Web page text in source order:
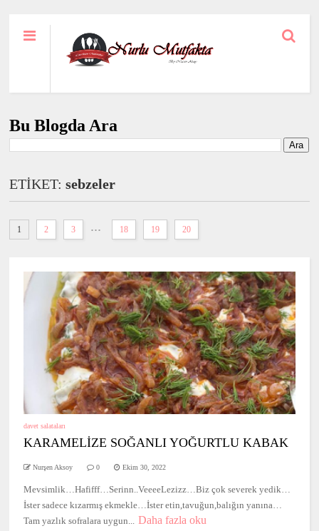
Bu Blogda Ara
ETİKET:sebzeler
1 2 3 ... 18 19 20
davet salataları
KARAMELİZE SOĞANLI YOĞURTLU KABAK
Nurşen Aksoy 0 Ekim 30, 2022
Mevsimlik…Hafifff…Serinn..VeeeeLezizz…Biz çok severek yedik…
İster sadece kızarmış ekmekle…İster etin,tavuğun,balığın yanına…
Tam yazlık sofralara uygun... Daha fazla oku